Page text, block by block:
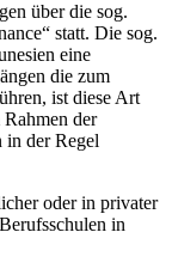
über die sog.
statt. Die sog.
eine
die zum
ist diese Art
der
in der Regel
oder in privater
in